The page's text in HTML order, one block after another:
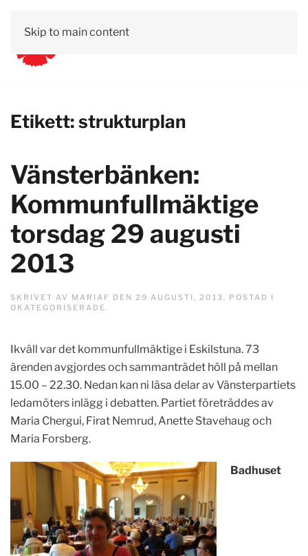
Skip to main content
Etikett:strukturplan
Vänsterbänken:
Kommunfullmäktige
torsdag 29 augusti
2013
SKRIVET AV MARIAF DEN 29 AUGUSTI, 2013. POSTAD I
OKATEGORISERADE.
Ikväll var det kommunfullmäktige i Eskilstuna. 73
ärenden avgjordes och sammanträdet höll på mellan
15.00 – 22.30. Nedan kan ni läsa delar av Vänsterpartiets
ledamöters inlägg i debatten. Partiet företräddes av
Maria Chergui, Firat Nemrud, Anette Stavehaug och
Maria Forsberg.
Badhuset